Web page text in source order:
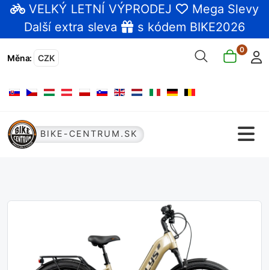
VELKÝ LETNÍ VÝPRODEJ
Mega Slevy
Další extra sleva
s kódem BIKE2026
Měna: CZK
0
Zvolte jazyk
BIKE-CENTRUM.SK